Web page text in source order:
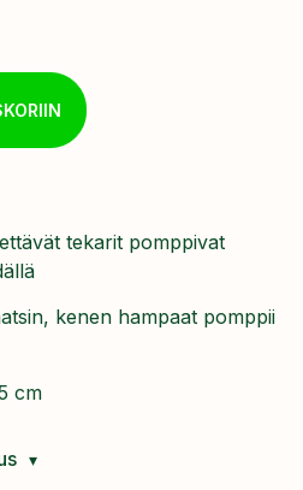
tekarit pomppivat
kenen hampaat pomppii
cm